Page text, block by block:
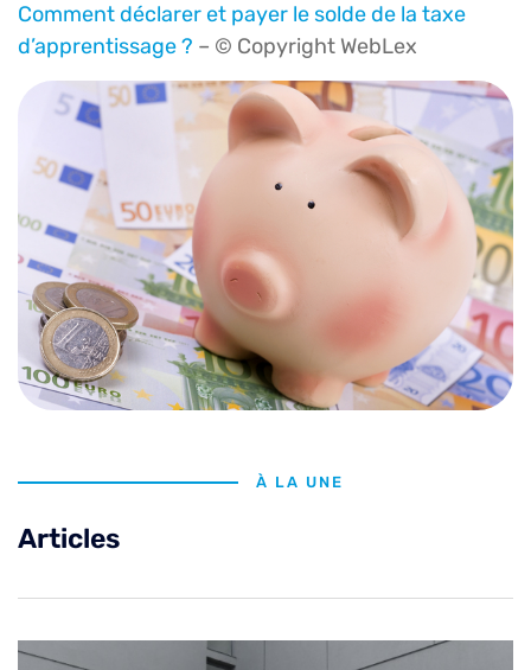
Comment déclarer et payer le solde de la taxe
d’apprentissage ? – © Copyright WebLex
À LA UNE
Articles